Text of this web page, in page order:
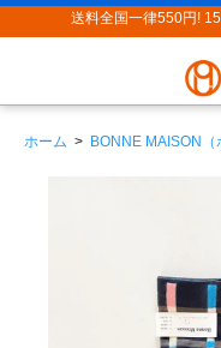
送料全国一律550円!
ホーム > BONNE MAISON（